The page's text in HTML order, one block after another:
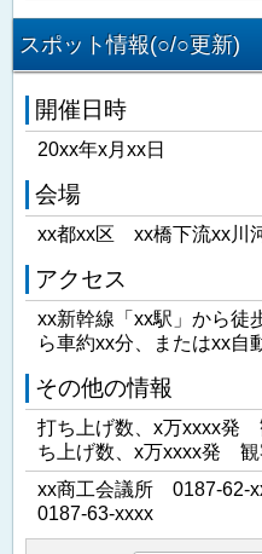
スポット情報(○/○更新)
開催日時
20xx年x月xx日
会場
xx都xx区 xx橋下流xx川
アクセス
xx新幹線「xx駅」から徒
ら車約xx分、またはxx自
その他の情報
打ち上げ数、x万xxxx発
ち上げ数、x万xxxx発 観
xx商工会議所 0187-62-
0187-63-xxxx